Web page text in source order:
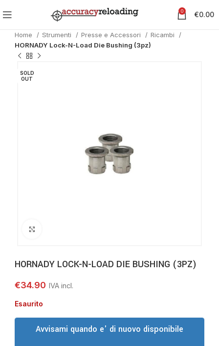
0 €0.00
Home Strumenti Presse e Accessori
Ricambi
HORNADY Lock-N-Load Die Bushing (3pz)
SOLD
OUT
HORNADY LOCK-N-LOAD DIE BUSHING (3PZ)
€34.90
Esaurito
Avvisami quando e' di nuovo disponibile